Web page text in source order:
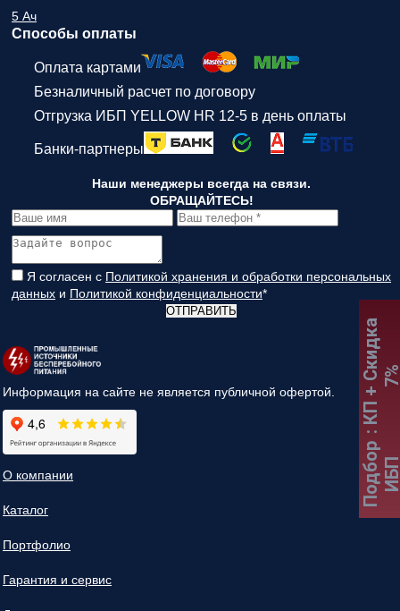
5 Ач
Способы оплаты
Оплата картами
Безналичный расчет по договору
Отгрузка ИБП YELLOW HR 12-5 в день оплаты
Банки-партнеры
Наши менеджеры всегда на связи.
ОБРАЩАЙТЕСЬ!
Я согласен с Политикой хранения и обработки персональных
данных и Политикой конфиденциальности*
ОТПРАВИТЬ
Информация на сайте не является публичной офертой.
О компании
Каталог
Портфолио
Гарантия и сервис
Подбор
:
К
П
+
С
к
и
д
к
а
7